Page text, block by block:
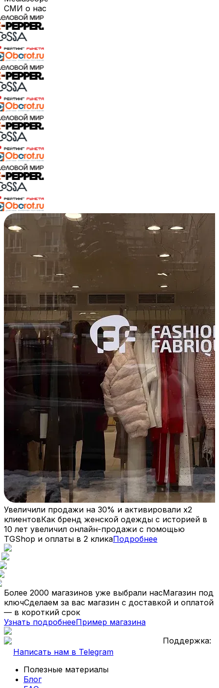
СМИ о нас
Увеличили продажи на 30% и активировали х2
клиентовКак бренд женской одежды с историей в
10 лет увеличил онлайн-продажи с помощью
TGShop и оплаты в 2 кликаПодробнее
Более 2000 магазинов уже выбрали насМагазин под
ключСделаем за вас магазин с доставкой и оплатой
— в короткий срок
Узнать подробнееПример магазина
Поддержка:
Написать нам в Telegram
Полезные материалы
Блог